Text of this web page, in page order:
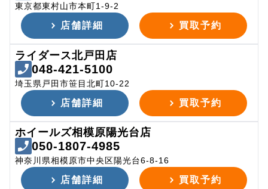
東京都東村山市本町1-9-2
店舗詳細 買取予約
ライダース北戸田店
048-421-5100
埼玉県戸田市笹目北町10-22
店舗詳細 買取予約
ホイールズ相模原陽光台店
050-1807-4985
神奈川県相模原市中央区陽光台6-8-16
店舗詳細 買取予約